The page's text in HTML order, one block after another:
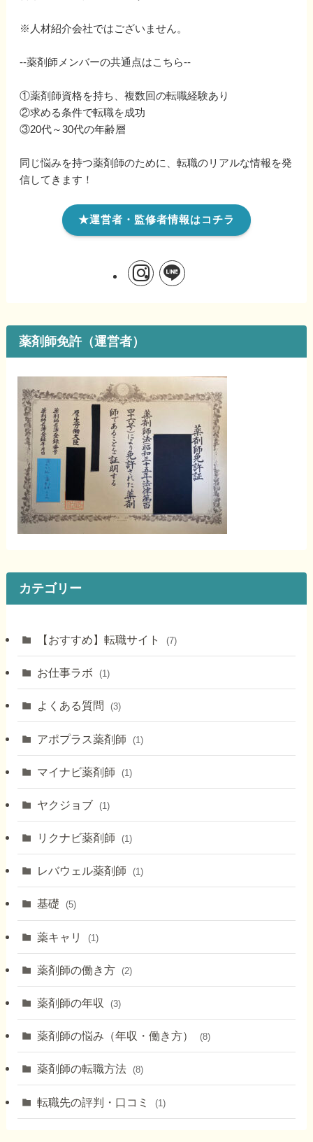
※人材紹介会社ではございません。
--薬剤師メンバーの共通点はこちら--
①薬剤師資格を持ち、複数回の転職経験あり
②求める条件で転職を成功
③20代～30代の年齢層
同じ悩みを持つ薬剤師のために、転職のリアルな情報を発
信してきます！
★運営者・監修者情報はコチラ
薬剤師免許（運営者）
カテゴリー
【おすすめ】転職サイト (7)
お仕事ラボ (1)
よくある質問 (3)
アポプラス薬剤師 (1)
マイナビ薬剤師 (1)
ヤクジョブ (1)
リクナビ薬剤師 (1)
レバウェル薬剤師 (1)
基礎 (5)
薬キャリ (1)
薬剤師の働き方 (2)
薬剤師の年収 (3)
薬剤師の悩み（年収・働き方） (8)
薬剤師の転職方法 (8)
転職先の評判・口コミ (1)